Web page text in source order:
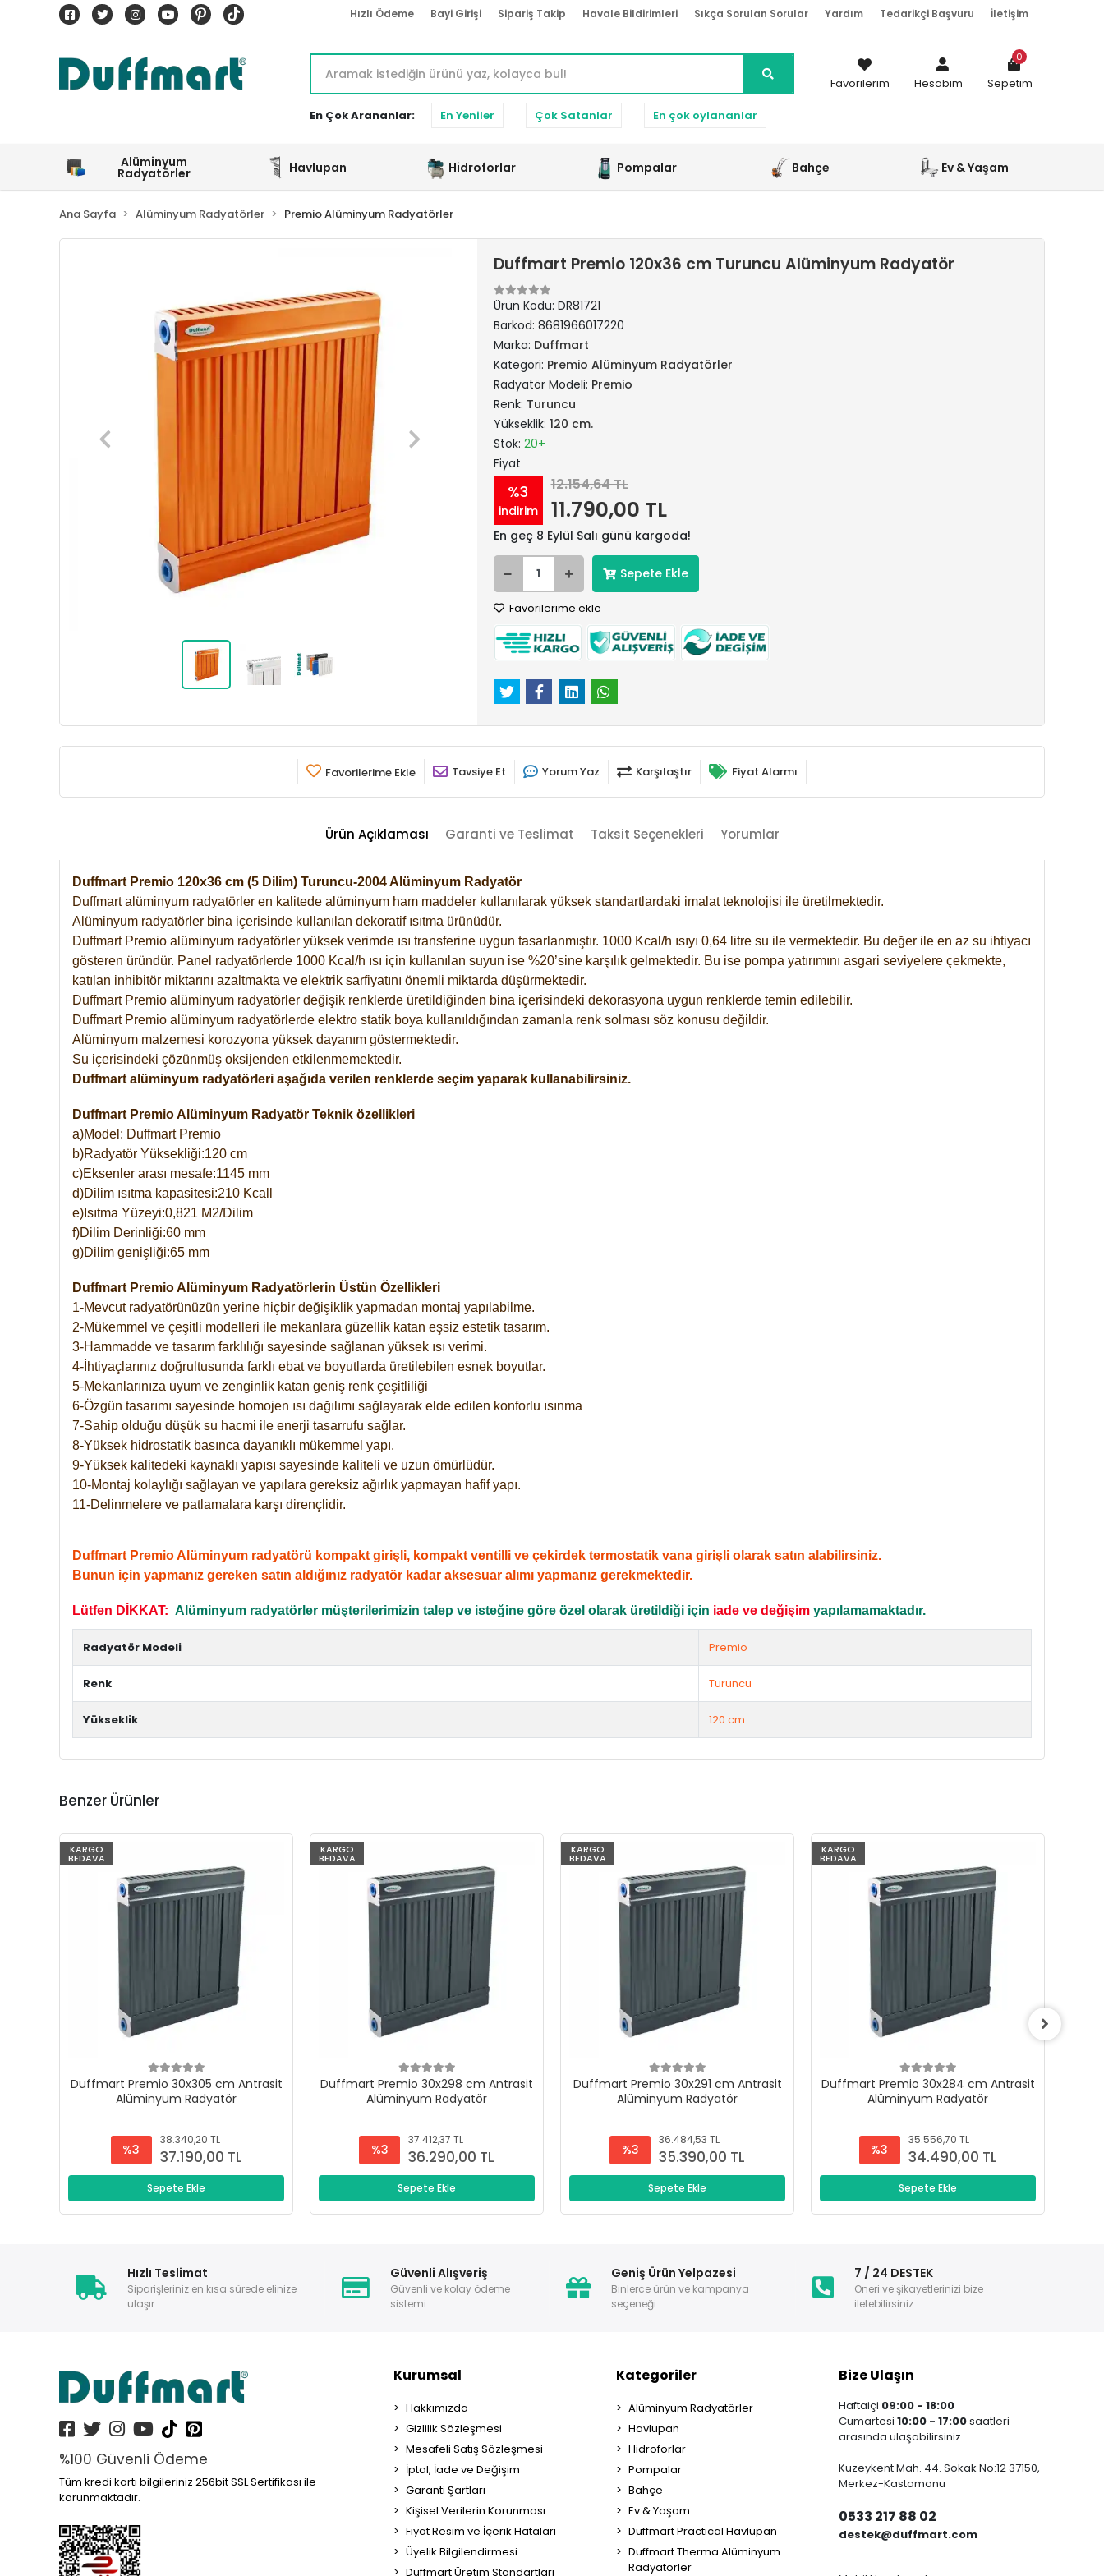
Hızlı Ödeme Bayi Girişi Sipariş Takip Havale Bildirimleri Sıkça Sorulan Sorular Yardım Tedarikçi Başvuru İletişim
En Çok Arananlar: En Yeniler Çok Satanlar En çok oylananlar
Favorilerim Hesabım Sepetim
0
Alüminyum
Radyatörler Havlupan Hidroforlar Pompalar Bahçe Ev & Yaşam
Ana Sayfa Alüminyum Radyatörler Premio Alüminyum Radyatörler
Duffmart Premio 120x36 cm Turuncu Alüminyum Radyatör
Ürün Kodu: DR81721
Barkod: 8681966017220
Marka: Duffmart
Kategori: Premio Alüminyum Radyatörler
Radyatör Modeli: Premio
Renk: Turuncu
Yükseklik: 120 cm.
Stok: 20+
Fiyat
%3
indirim
12.154,64 TL
11.790,00 TL
En geç 8 Eylül Salı günü kargoda!
Sepete Ekle
Favorilerime ekle
Favorilerime Ekle Tavsiye Et Yorum Yaz Karşılaştır Fiyat Alarmı
Ürün Açıklaması Garanti ve Teslimat Taksit Seçenekleri Yorumlar
Duffmart Premio 120x36 cm (5 Dilim) Turuncu-2004 Alüminyum Radyatör
Duffmart alüminyum radyatörler en kalitede alüminyum ham maddeler kullanılarak yüksek standartlardaki imalat teknolojisi ile üretilmektedir.
Alüminyum radyatörler bina içerisinde kullanılan dekoratif ısıtma ürünüdür.
Duffmart Premio alüminyum radyatörler yüksek verimde ısı transferine uygun tasarlanmıştır. 1000 Kcal/h ısıyı 0,64 litre su ile vermektedir. Bu değer ile en az su ihtiyacı
gösteren üründür. Panel radyatörlerde 1000 Kcal/h ısı için kullanılan suyun ise %20’sine karşılık gelmektedir. Bu ise pompa yatırımını asgari seviyelere çekmekte,
katılan inhibitör miktarını azaltmakta ve elektrik sarfiyatını önemli miktarda düşürmektedir.
Duffmart Premio alüminyum radyatörler değişik renklerde üretildiğinden bina içerisindeki dekorasyona uygun renklerde temin edilebilir.
Duffmart Premio alüminyum radyatörlerde elektro statik boya kullanıldığından zamanla renk solması söz konusu değildir.
Alüminyum malzemesi korozyona yüksek dayanım göstermektedir.
Su içerisindeki çözünmüş oksijenden etkilenmemektedir.
Duffmart alüminyum radyatörleri aşağıda verilen renklerde seçim yaparak kullanabilirsiniz.
Duffmart Premio Alüminyum Radyatör Teknik özellikleri
a)Model: Duffmart Premio
b)Radyatör Yüksekliği:120 cm
c)Eksenler arası mesafe:1145 mm
d)Dilim ısıtma kapasitesi:210 Kcall
e)Isıtma Yüzeyi:0,821 M2/Dilim
f)Dilim Derinliği:60 mm
g)Dilim genişliği:65 mm
Duffmart Premio Alüminyum Radyatörlerin Üstün Özellikleri
1-Mevcut radyatörünüzün yerine hiçbir değişiklik yapmadan montaj yapılabilme.
2-Mükemmel ve çeşitli modelleri ile mekanlara güzellik katan eşsiz estetik tasarım.
3-Hammadde ve tasarım farklılığı sayesinde sağlanan yüksek ısı verimi.
4-İhtiyaçlarınız doğrultusunda farklı ebat ve boyutlarda üretilebilen esnek boyutlar.
5-Mekanlarınıza uyum ve zenginlik katan geniş renk çeşitliliği
6-Özgün tasarımı sayesinde homojen ısı dağılımı sağlayarak elde edilen konforlu ısınma
7-Sahip olduğu düşük su hacmi ile enerji tasarrufu sağlar.
8-Yüksek hidrostatik basınca dayanıklı mükemmel yapı.
9-Yüksek kalitedeki kaynaklı yapısı sayesinde kaliteli ve uzun ömürlüdür.
10-Montaj kolaylığı sağlayan ve yapılara gereksiz ağırlık yapmayan hafif yapı.
11-Delinmelere ve patlamalara karşı dirençlidir.
Duffmart Premio Alüminyum radyatörü kompakt girişli, kompakt ventilli ve çekirdek termostatik vana girişli olarak satın alabilirsiniz.
Bunun için yapmanız gereken satın aldığınız radyatör kadar aksesuar alımı yapmanız gerekmektedir.
Lütfen DİKKAT: Alüminyum radyatörler müşterilerimizin talep ve isteğine göre özel olarak üretildiği için iade ve değişim yapılamamaktadır.
Radyatör Modeli Premio
Renk Turuncu
Yükseklik 120 cm.
Benzer Ürünler
KARGO
BEDAVA
Duffmart Premio 30x305 cm Antrasit
Alüminyum Radyatör
%3
38.340,20 TL
37.190,00 TL
Sepete Ekle
KARGO
BEDAVA
Duffmart Premio 30x298 cm Antrasit
Alüminyum Radyatör
%3
37.412,37 TL
36.290,00 TL
Sepete Ekle
KARGO
BEDAVA
Duffmart Premio 30x291 cm Antrasit
Alüminyum Radyatör
%3
36.484,53 TL
35.390,00 TL
Sepete Ekle
KARGO
BEDAVA
Duffmart Premio 30x284 cm Antrasit
Alüminyum Radyatör
%3
35.556,70 TL
34.490,00 TL
Sepete Ekle
Hızlı Teslimat
Siparişleriniz en kısa sürede elinize
ulaşır.
Güvenli Alışveriş
Güvenli ve kolay ödeme
sistemi
Geniş Ürün Yelpazesi
Binlerce ürün ve kampanya
seçeneği
7 / 24 DESTEK
Öneri ve şikayetlerinizi bize
iletebilirsiniz.
%100 Güvenli Ödeme
Tüm kredi kartı bilgileriniz 256bit SSL Sertifikası ile
korunmaktadır.
Kurumsal
Hakkımızda
Gizlilik Sözleşmesi
Mesafeli Satış Sözleşmesi
İptal, İade ve Değişim
Garanti Şartları
Kişisel Verilerin Korunması
Fiyat Resim ve İçerik Hataları
Üyelik Bilgilendirmesi
Duffmart Üretim Standartları
Kategoriler
Alüminyum Radyatörler
Havlupan
Hidroforlar
Pompalar
Bahçe
Ev & Yaşam
Duffmart Practical Havlupan
Duffmart Therma Alüminyum
Radyatörler
Bize Ulaşın
Haftaiçi 09:00 - 18:00
Cumartesi 10:00 - 17:00saatleri
arasında ulaşabilirsiniz.
Kuzeykent Mah. 44. Sokak No:12 37150,
Merkez-Kastamonu
0533 217 88 02
destek@duffmart.com